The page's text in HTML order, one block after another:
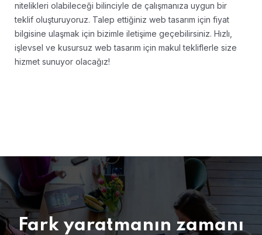
nitelikleri olabileceği bilinciyle de çalışmanıza uygun bir
teklif oluşturuyoruz. Talep ettiğiniz web tasarım için fiyat
bilgisine ulaşmak için bizimle iletişime geçebilirsiniz. Hızlı,
işlevsel ve kusursuz web tasarım için makul tekliflerle size
hizmet sunuyor olacağız!
Fark yaratmanın zamanı